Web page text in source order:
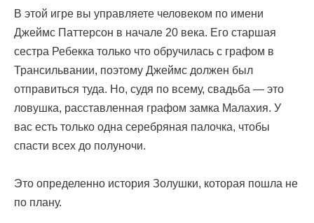
В этой игре вы управляете человеком по имени
Джеймс Паттерсон в начале 20 века. Его старшая
сестра Ребекка только что обручилась с графом в
Трансильвании, поэтому Джеймс должен был
отправиться туда. Но, судя по всему, свадьба — это
ловушка, расставленная графом замка Малахия. У
вас есть только одна серебряная палочка, чтобы
спасти всех до полуночи.
Это определенно история Золушки, которая пошла не
по плану.